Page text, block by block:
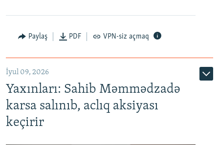
Paylaş PDF VPN-siz açmaq
İyul 09, 2026
Yaxınları: Sahib Məmmədzadə
karsa salınıb, aclıq aksiyası
keçirir